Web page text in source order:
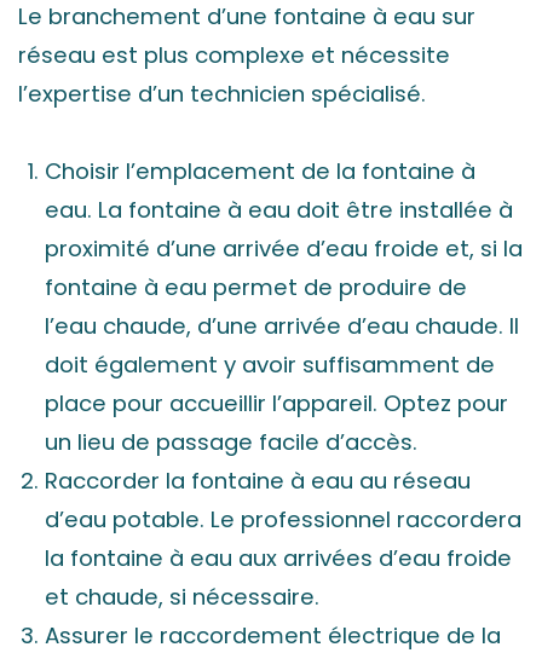
Le branchement d’une fontaine à eau sur
réseau est plus complexe et nécessite
l’expertise d’un technicien spécialisé.
Choisir l’emplacement de la fontaine à
eau. La fontaine à eau doit être installée à
proximité d’une arrivée d’eau froide et, si la
fontaine à eau permet de produire de
l’eau chaude, d’une arrivée d’eau chaude. Il
doit également y avoir suffisamment de
place pour accueillir l’appareil. Optez pour
un lieu de passage facile d’accès.
Raccorder la fontaine à eau au réseau
d’eau potable. Le professionnel raccordera
la fontaine à eau aux arrivées d’eau froide
et chaude, si nécessaire.
Assurer le raccordement électrique de la